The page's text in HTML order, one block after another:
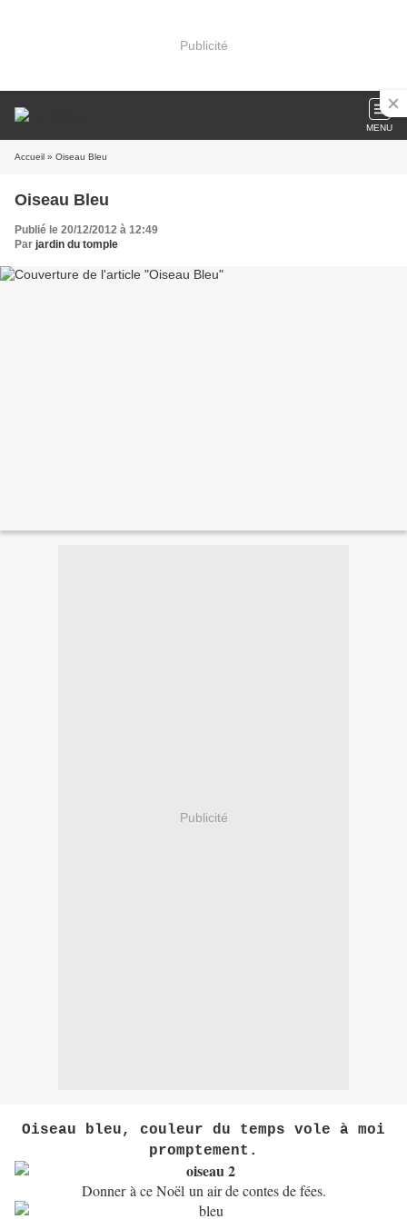
Publicité
MENU
Accueil » Oiseau Bleu
Oiseau Bleu
Publié le 20/12/2012 à 12:49
Par jardin du tomple
Publicité
Oiseau bleu, couleur du temps vole à moi
promptement.
Donner à ce Noël un air de contes de fées.